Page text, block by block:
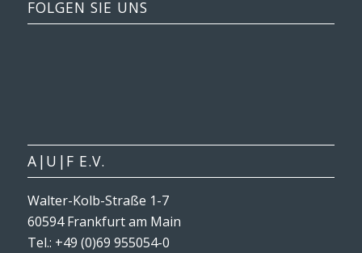
FOLGEN SIE UNS
A|U|F E.V.
Walter-Kolb-Straße 1-7
60594 Frankfurt am Main
Tel.: +49 (0)69 955054-0